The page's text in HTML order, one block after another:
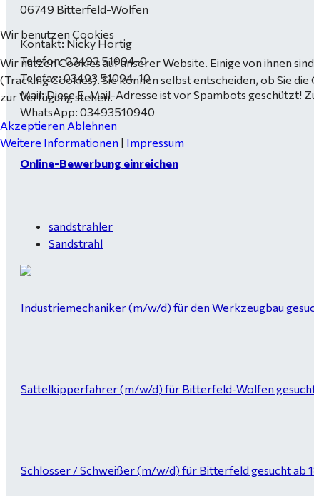
06749 Bitterfeld-Wolfen
Kontakt: Nicky Hortig
Telefon: 03493 51094-0
Telefax: 03493 51094-10
Mail:Diese E-Mail-Adresse ist vor Spambots geschützt!
WhatsApp: 03493510940
Online-Bewerbung einreichen
sandstrahler
Sandstrahl
Industriemechaniker (m/w/d) für den Werkzeugbau
Sattelkipperfahrer (m/w/d) für Bitterfeld-Wolfen
Schlosser / Schweißer (m/w/d) für Bitterfeld gesucht ab
Wir benutzen Cookies
Wir nutzen Cookies auf unserer Website. Einige von ihnen
(Tracking Cookies). Sie können selbst entscheiden, ob Sie
zur Verfügung stehen.
Akzeptieren Ablehnen
Weitere Informationen | Impressum